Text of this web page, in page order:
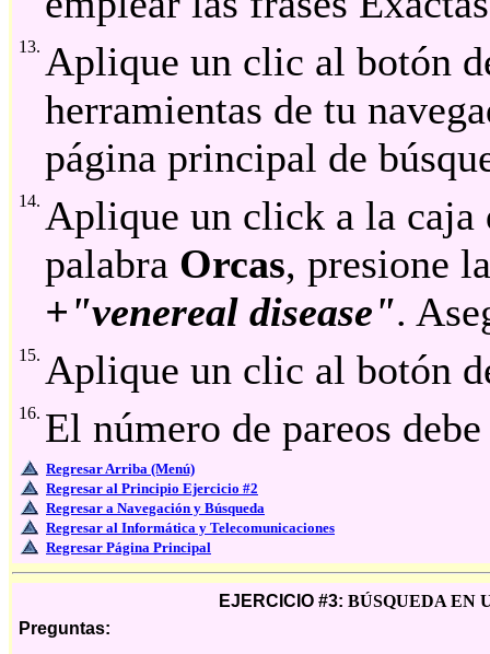
13. Aplique un clic al botón
herramientas de tu
página principal de
14. Aplique un click a la caja
palabra Orcas, presione
+"venereal disease".
15. Aplique un clic al botón
16. El número de pareos
Regresar Arriba (Menú)
Regresar al Principio Ejercicio #2
Regresar a Navegación y Búsqueda
Regresar al Informática y Telecomunicaciones
Regresar Página Principal
EJERCICIO #3: BÚSQUEDA EN
Preguntas: